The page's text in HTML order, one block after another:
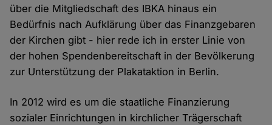
über die Mitgliedschaft des IBKA hinaus ein
Bedürfnis nach Aufklärung über das Finanzgebaren
der Kirchen gibt - hier rede ich in erster Linie von
der hohen Spendenbereitschaft in der Bevölkerung
zur Unterstützung der Plakataktion in Berlin.
In 2012 wird es um die staatliche Finanzierung
sozialer Einrichtungen in kirchlicher Trägerschaft